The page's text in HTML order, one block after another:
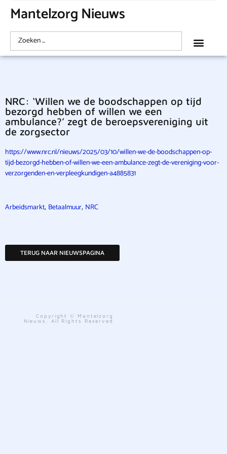
Mantelzorg Nieuws
NRC: ‘Willen we de boodschappen op tijd
bezorgd hebben of willen we een
ambulance?’ zegt de beroepsvereniging uit
de zorgsector
https://www.nrc.nl/nieuws/2025/03/10/willen-we-de-boodschappen-op-
tijd-bezorgd-hebben-of-willen-we-een-ambulance-zegt-de-vereniging-voor-
verzorgenden-en-verpleegkundigen-a4885831
Arbeidsmarkt, Betaalmuur, NRC
TERUG NAAR NIEUWSPAGINA
Copyright © Mantelzorg
Nieuws. All Rights Reserved